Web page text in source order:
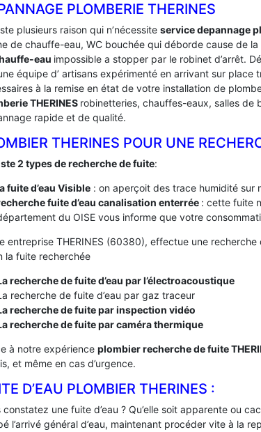
PLOMBERIE THERINES
plusieurs raison qui n’nécessite service depannage
de chauffe-eau, WC bouchée qui déborde cause de
eau impossible a stopper par le robinet d’arrêt.
équipe d’ artisans expérimenté en arrivant sur
à la remise en état de votre installation de
THERINES robinetteries, chauffes-eaux, salles de
rapide et de qualité.
THERINES POUR UNE
2 types de recherche de fuite:
fuite d’eau Visible: on aperçoit des trace humidité sur
fuite d’eau canalisation enterrée : cette fuite
du OISE vous informe que votre
entreprise THERINES (60380), effectue une
la fuite recherchée
recherche de fuite d’eau par l’électroacoustique
recherche de fuite d’eau par gaz traceur
recherche de fuite par inspection vidéo
recherche de fuite par caméra thermique
à notre expérience plombier recherche de fuite
et même en cas d’urgence.
D’EAU PLOMBIER THERINES :
constatez une fuite d’eau ? Qu’elle soit apparente ou
l’arrivé général d’eau, maintenant procéder vite à la